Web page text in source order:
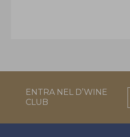
ENTRA NEL D’WINE
CLUB